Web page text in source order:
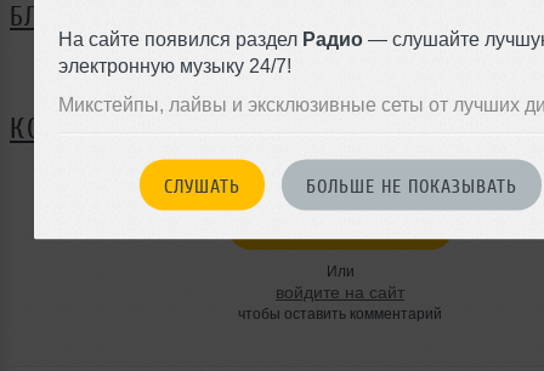
На сайте появился раздел Радио — слушайте
электронную музыку 24/7!
Микстейпы, лайвы и эксклюзивные сеты от лучших
СЛУШАТЬ БОЛЬШЕ НЕ ПОКАЗЫВАТЬ
БЛОГ
Нет записей в блоге
КОММЕНТАРИИ
Или
войдите на сайт
чтобы оставить комментарий